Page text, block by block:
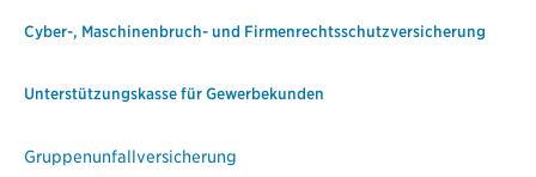
Cyber-, Maschinenbruch- und Firmenrechtsschutzversicherung
Unterstützungskasse für Gewerbekunden
Gruppenunfallversicherung